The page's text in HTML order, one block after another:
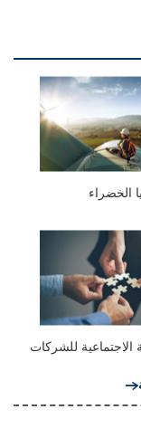
الخضراء
الاجتماعية للشركات